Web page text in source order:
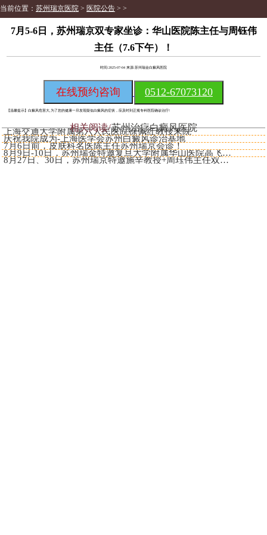
当前位置： 苏州瑞京医院 > 医院公告 > >
​​7月5-6日，苏州瑞京双专家坐诊：华山医院陈主任与周钰伟
主任（7.6下午）！​
时间:2025-07-04 来源:苏州瑞金白癜风医院
在线预约咨询 0512-67073120
【温馨提示】白癜风危害大,为了您的健康一旦发现疑似白癜风的症状，应及时到正规专科医院确诊治疗!
相关阅读 苏州治疗白癜风医院
上海交通大学附属第六人民医院徐佩红教授来院
庆祝我院成为-上海医学会苏州白癜风诊治基地
7月6日前，皮肤科名医陈主任苏州瑞京会诊！
​​8月9日-10日，苏州瑞金特邀复旦大学附属华山医院高飞主任
​​8月27日、30日，苏州瑞京特邀施辛教授+周珏伟主任双专家诊